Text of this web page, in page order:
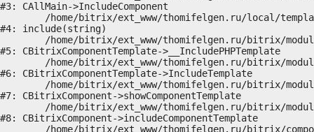
#3: CAllMain->IncludeComponent
#4: include(string)
#5: CBitrixComponentTemplate->__IncludePHPTemplate
#6: CBitrixComponentTemplate->IncludeTemplate
#7: CBitrixComponent->showComponentTemplate
#8: CBitrixComponent->includeComponentTemplate